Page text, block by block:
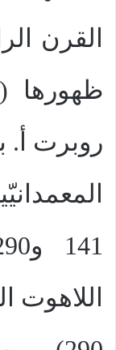
القرن
روبرت أ.
اللاهوت